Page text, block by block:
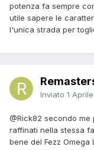
potenza fa sempre
utile sapere le
l'unica strada per
Inviato 1
@Rick82 secondo me
raffinati nella stessa
bene del Fezz